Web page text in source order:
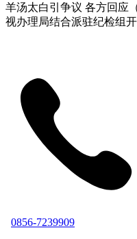
羊汤太白引争议 各方回应
视办理局结合派驻纪检组
0856-7239909